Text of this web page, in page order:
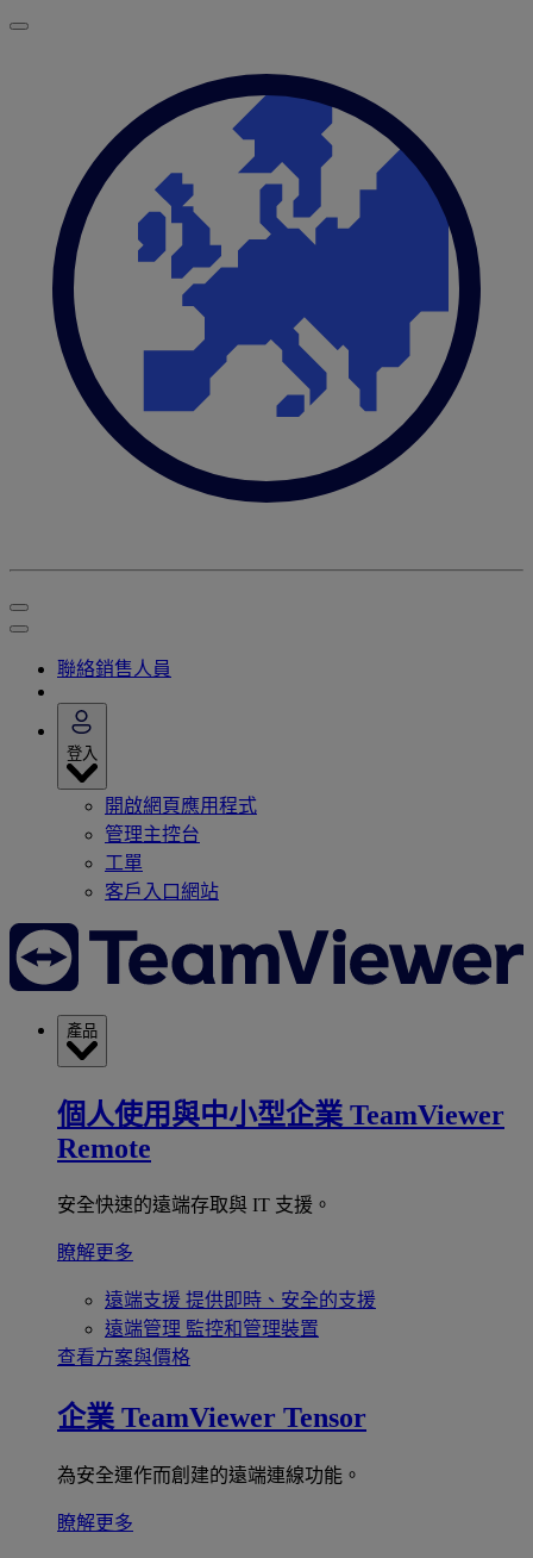
聯絡銷售人員
登入
開啟網頁應用程式
管理主控台
工單
客戶入口網站
產品
個人使用與中小型企業 TeamViewer
Remote
安全快速的遠端存取與 IT 支援。
瞭解更多
遠端支援 提供即時、安全的支援
遠端管理 監控和管理裝置
查看方案與價格
企業 TeamViewer Tensor
為安全運作而創建的遠端連線功能。
瞭解更多